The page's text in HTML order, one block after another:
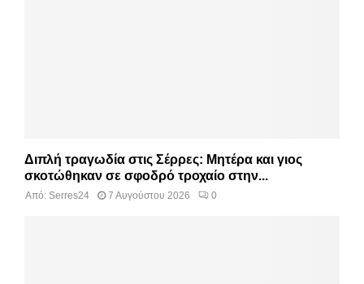
Διπλή τραγωδία στις Σέρρες: Μητέρα και γιος
σκοτώθηκαν σε σφοδρό τροχαίο στην...
Από: Serres24 7 Αυγούστου 2026 0